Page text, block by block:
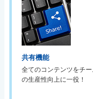
共有機能
全てのコンテンツをチ
の生産性向上に一役！